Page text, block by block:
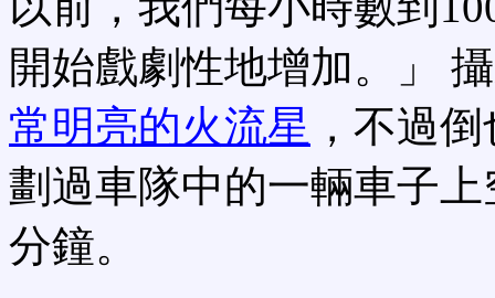
開始戲劇性地增加。」
常明亮的火流星 ，不過
劃過車隊中的一輛車子
分鐘。